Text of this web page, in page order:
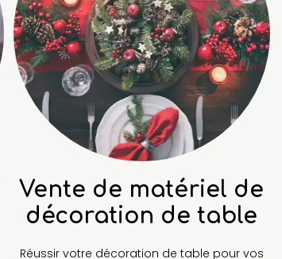
Vente de matériel de
décoration de table
Réussir votre décoration de table pour vos